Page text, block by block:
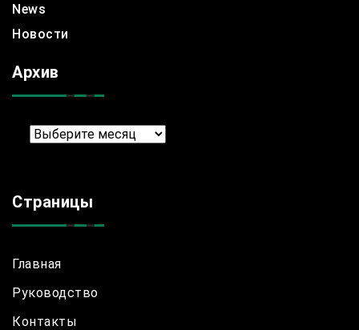
News
Новости
Архив
Архив
Страницы
Главная
Руководство
Контакты